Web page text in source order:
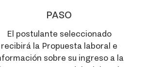
PASO
El postulante seleccionado
recibirá la Propuesta laboral e
sobre su ingreso a la